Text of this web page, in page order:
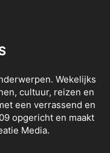
Wekelijks
cultuur, reizen en
een verrassend en
opgericht en maakt
Media.